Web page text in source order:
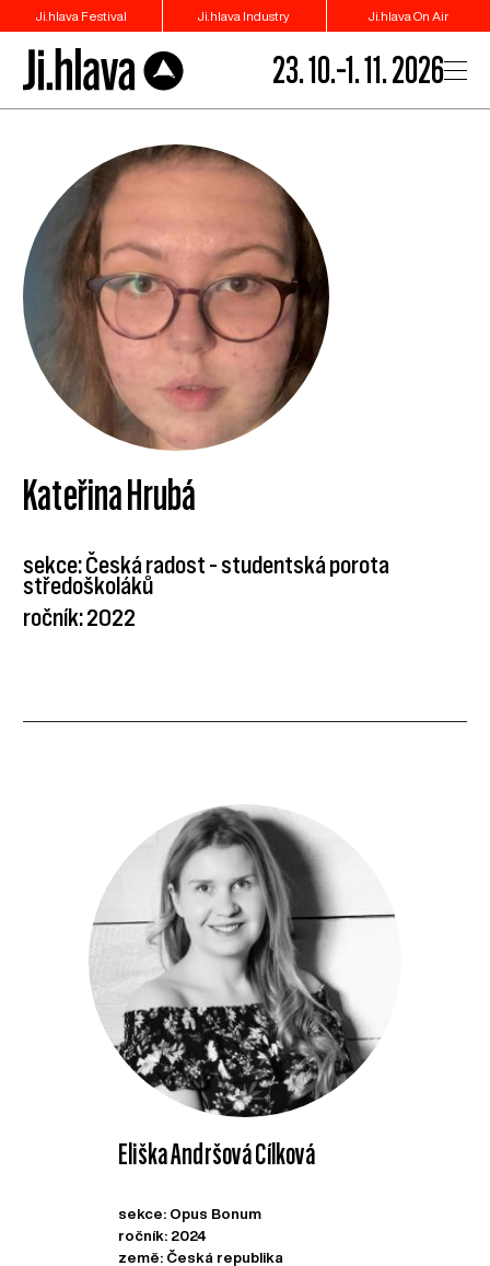
Ji.hlava Festival Ji.hlava Industry Ji.hlava On Air
23. 10.–1. 11. 2026
Kateřina Hrubá
sekce: Česká radost – studentská porota
středoškoláků
ročník: 2022
Eliška Andršová Cílková
sekce: Opus Bonum
ročník: 2024
země: Česká republika